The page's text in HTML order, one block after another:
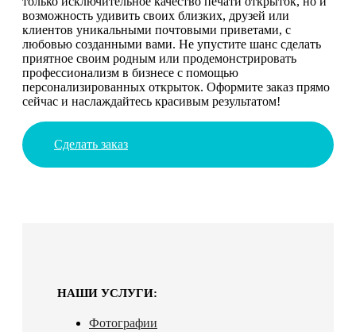
возможность удивить своих близких, друзей или
клиентов уникальными почтовыми приветами, с
любовью созданными вами. Не упустите шанс сделать
приятное своим родным или продемонстрировать
профессионализм в бизнесе с помощью
персонализированных открыток. Оформите заказ прямо
сейчас и наслаждайтесь красивым результатом!
Сделать заказ
НАШИ УСЛУГИ:
Фотографии